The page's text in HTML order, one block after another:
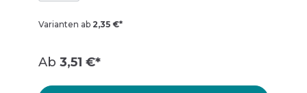
Varianten ab 2,35 €*
Ab 3,51 €*